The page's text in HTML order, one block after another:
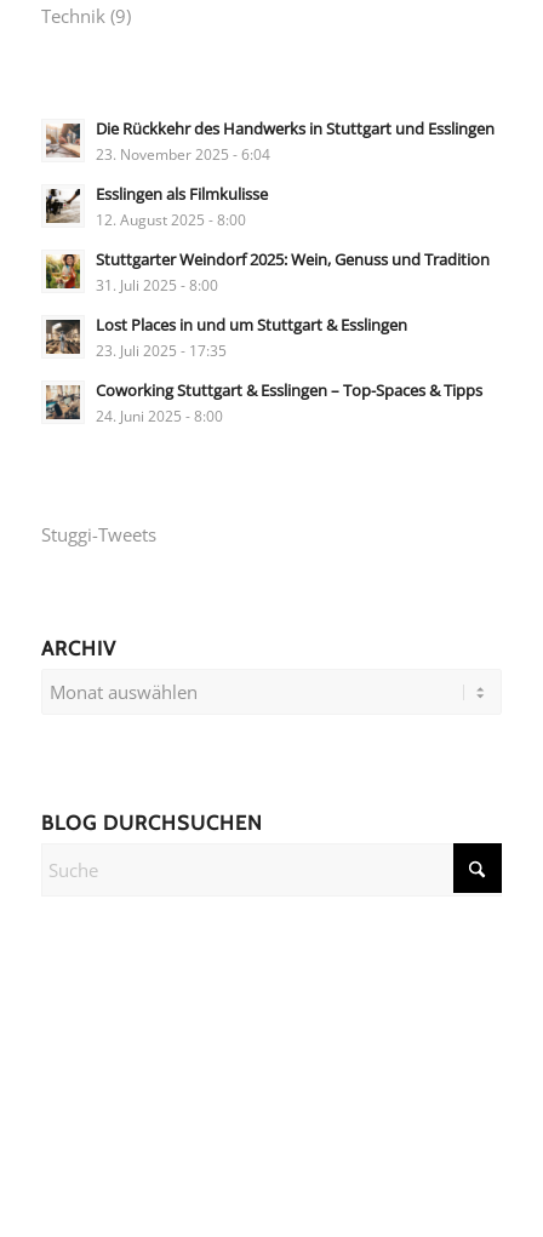
Technik (9)
Die Rückkehr des Handwerks in Stuttgart und Esslingen
23. November 2025 - 6:04
Esslingen als Filmkulisse
12. August 2025 - 8:00
Stuttgarter Weindorf 2025: Wein, Genuss und Tradition
31. Juli 2025 - 8:00
Lost Places in und um Stuttgart & Esslingen
23. Juli 2025 - 17:35
Coworking Stuttgart & Esslingen – Top-Spaces & Tipps
24. Juni 2025 - 8:00
Stuggi-Tweets
ARCHIV
BLOG DURCHSUCHEN